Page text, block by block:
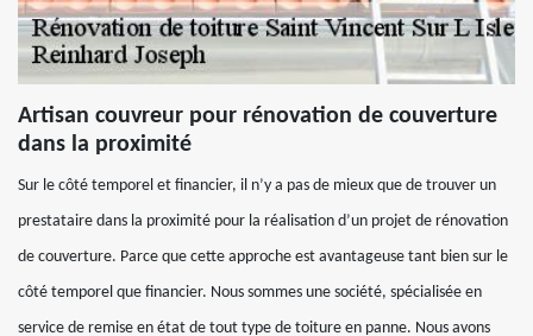
Artisan couvreur pour rénovation de couverture
dans la proximité
Sur le côté temporel et financier, il n’y a pas de mieux que de trouver un
prestataire dans la proximité pour la réalisation d’un projet de rénovation
de couverture. Parce que cette approche est avantageuse tant bien sur le
côté temporel que financier. Nous sommes une société, spécialisée en
service de remise en état de tout type de toiture en panne. Nous avons